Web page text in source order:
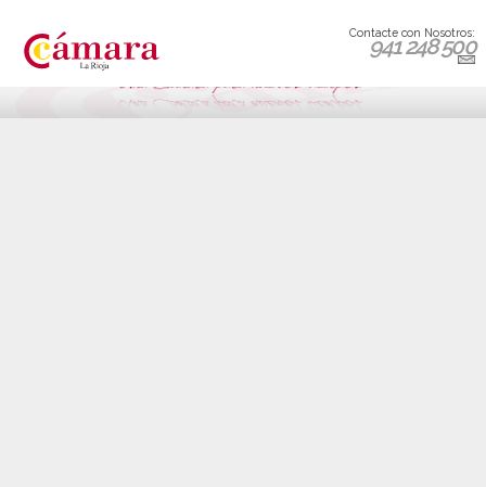
Contacte con Nosotros:
941 248 500